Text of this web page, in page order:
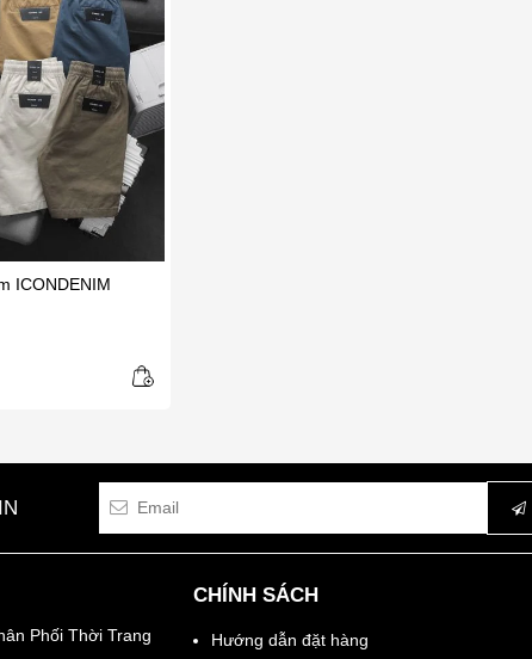
ICONDENIM
Phối Thời Trang
CHÍNH SÁCH
Hướng dẫn đặt hàng